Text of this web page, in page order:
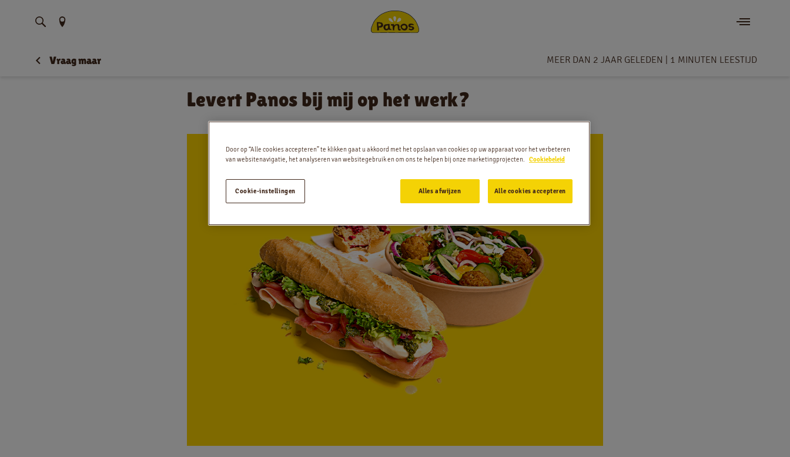
Vind uw locatie
Nieuws
App
Contact
Jobs
NL FR
Juridische informatie
Vraag maar MEER DAN 2 JAAR GELEDEN 1 MINUTEN LEESTIJD
Levert Panos bij mij op het werk?
Door op “Alle cookies accepteren” te klikken gaat u akkoord met het opslaan van cookies op uw apparaat voor het verbeteren
van websitenavigatie, het analyseren van websitegebruik en om ons te helpen bij onze marketingprojecten.
Cookiebeleid
Alles afwijzen Alle cookies accepteren
Cookie-instellingen